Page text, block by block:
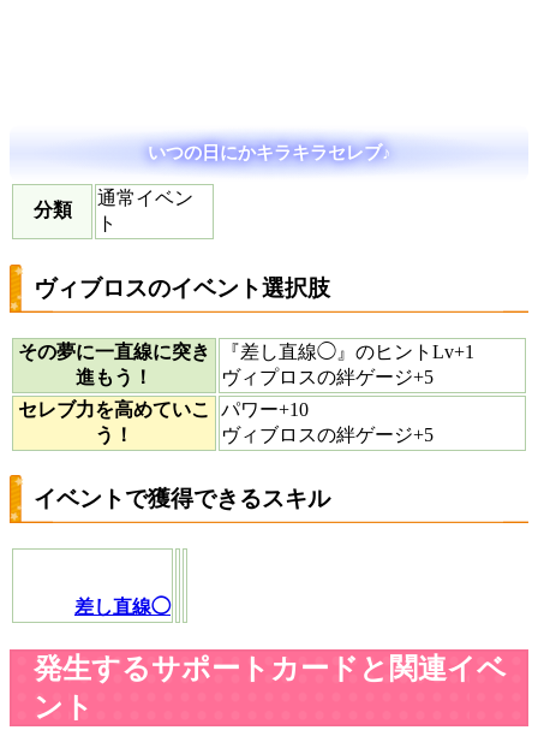
いつの日にかキラキラセレブ♪
分類
通常イベン
ト
ヴィブロスのイベント選択肢
その夢に一直線に突き
進もう！
『差し直線◯』のヒントLv+1
ヴィプロスの絆ゲージ+5
セレブ力を高めていこ
う！
パワー+10
ヴィブロスの絆ゲージ+5
イベントで獲得できるスキル
差し直線◯
発生するサポートカードと関連イベ
ント